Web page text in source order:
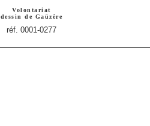
Volontariat
dessin de Gaüzère
réf. 0001-0277